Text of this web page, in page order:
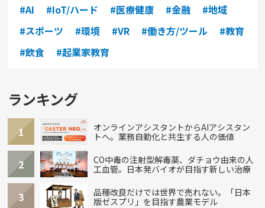
#AI #IoT/ハード #医療健康 #金融
#地域
#スポーツ
#環境 #VR #働き方/ツール
#教育
#飲食
#起業家教育
ランキング
1
オンラインアシスタントからAIアシスタン
トへ。業務自動化と共生する人の価値
2
CO中毒の注射型解毒薬、ダチョウ由来の人
工血管。日本発バイオが目指す新しい治療
3
品種改良だけでは世界で売れない。「日本
版ゼスプリ」を目指す農業モデル